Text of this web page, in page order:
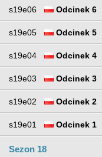
s19e06 Odcinek 6
s19e05 Odcinek 5
s19e04 Odcinek 4
s19e03 Odcinek 3
s19e02 Odcinek 2
s19e01 Odcinek 1
Sezon 18